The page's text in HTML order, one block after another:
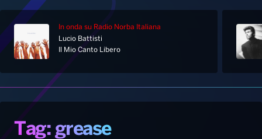
Home
Palinsesto
Notizie
In onda su Radio Norba Italiana
Lucio Battisti
Il Mio Canto Libero
Tag: grease